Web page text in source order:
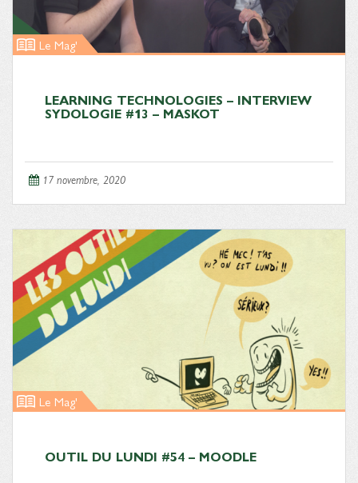
Le Mag'
LEARNING TECHNOLOGIES – INTERVIEW
SYDOLOGIE #13 – MASKOT
17 novembre, 2020
Le Mag'
OUTIL DU LUNDI #54 – MOODLE